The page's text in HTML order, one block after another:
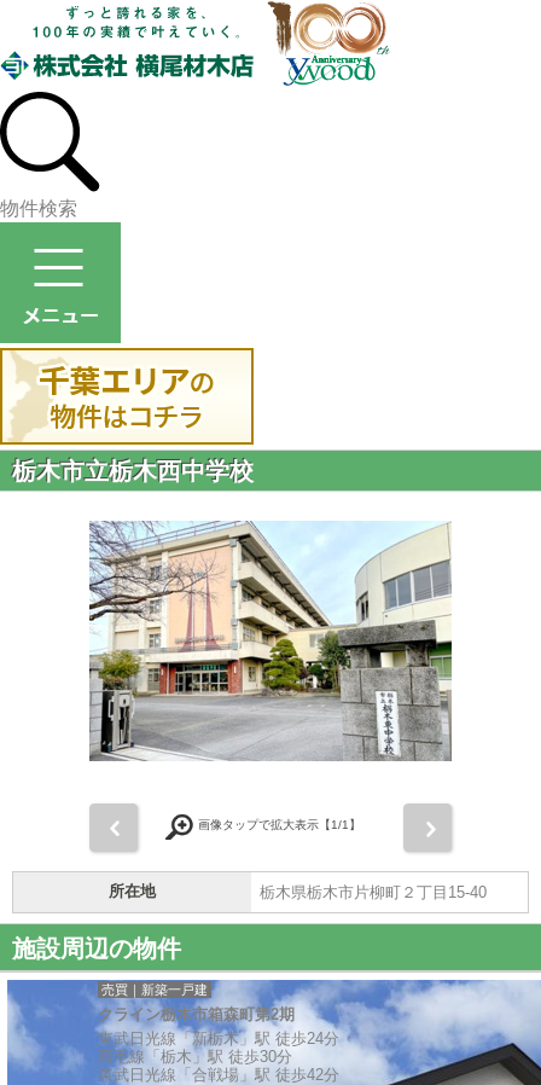
物件検索
栃木市立栃木西中学校
画像タップで拡大表示【1/1】
所在地 栃木県栃木市片柳町２丁目15-40
施設周辺の物件
売買｜新築一戸建
クライン栃木市箱森町第2期
東武日光線「新栃木」駅 徒歩24分
両毛線「栃木」駅 徒歩30分
東武日光線「合戦場」駅 徒歩42分